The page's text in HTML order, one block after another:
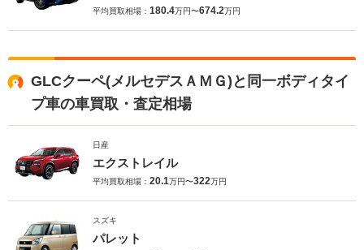
平均買取相場： 180.4万円〜674.2万円
GLCクーペ(メルセデスＡＭＧ)と同一ボディタイ
プ車の車買取・査定相場
日産
エクストレイル
平均買取相場： 20.1万円〜322万円
スズキ
パレット